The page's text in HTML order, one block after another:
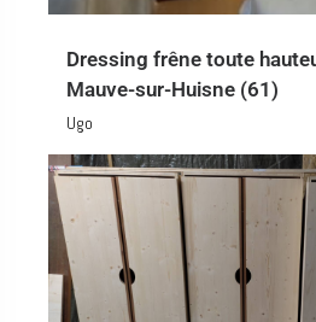
Dressing frêne toute
Mauve-sur-Huisne (61)
Ugo